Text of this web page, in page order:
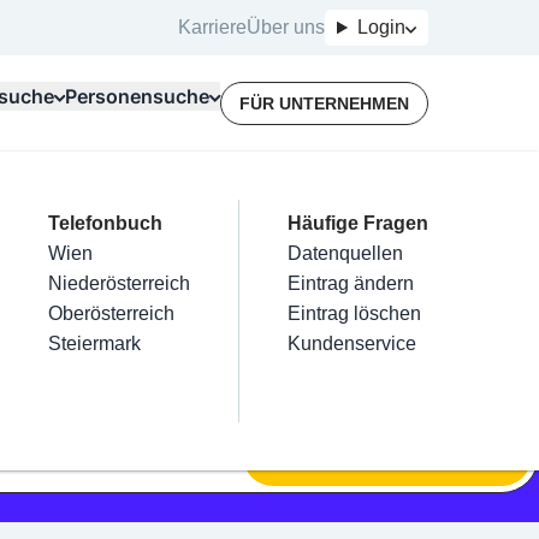
KarriereÜber uns Login
Kategorien
Friseur
Nägel
Haarentfernung
Make-Up
Für Unternehmer
Terminbuchung
Kostenlose Beratung
Top Branchen
Elektriker
Installateure
Maler & Lackierer
Branchen A-Z
Mein Firmeneintrag
Eintrag hinzufügen
Eintrag beanspruchen
Eintrag verwalten
Eintrag bewerben
Personensuche
Telefonbuch
Wien
Niederösterreich
Oberösterreich
Steiermark
Häufige Fragen
Datenquellen
Eintrag ändern
Eintrag löschen
Kundenservice
FÜR UNTERNEHMEN